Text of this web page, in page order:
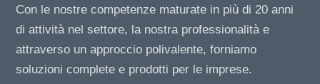
Con le nostre competenze maturate in più di 20 anni
di attività nel settore, la nostra professionalità e
attraverso un approccio polivalente, forniamo
soluzioni complete e prodotti per le imprese.